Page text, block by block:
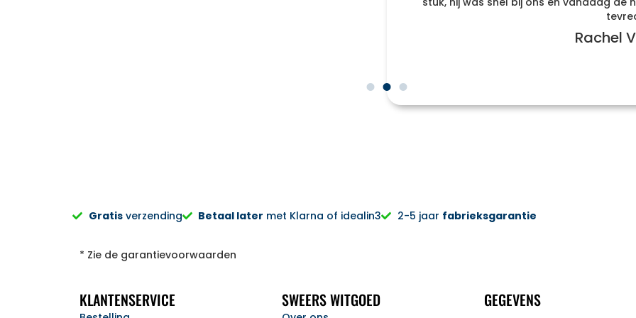
Rachel
Gratisverzending Betaal later met Klarna of idealin3 2-5 jaar fabrieksgarantie
* Zie de garantievoorwaarden
KLANTENSERVICE SWEERS WITGOED GEGEVENS